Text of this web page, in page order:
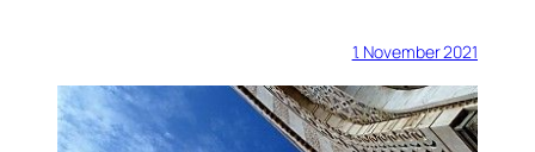
1. November 2021